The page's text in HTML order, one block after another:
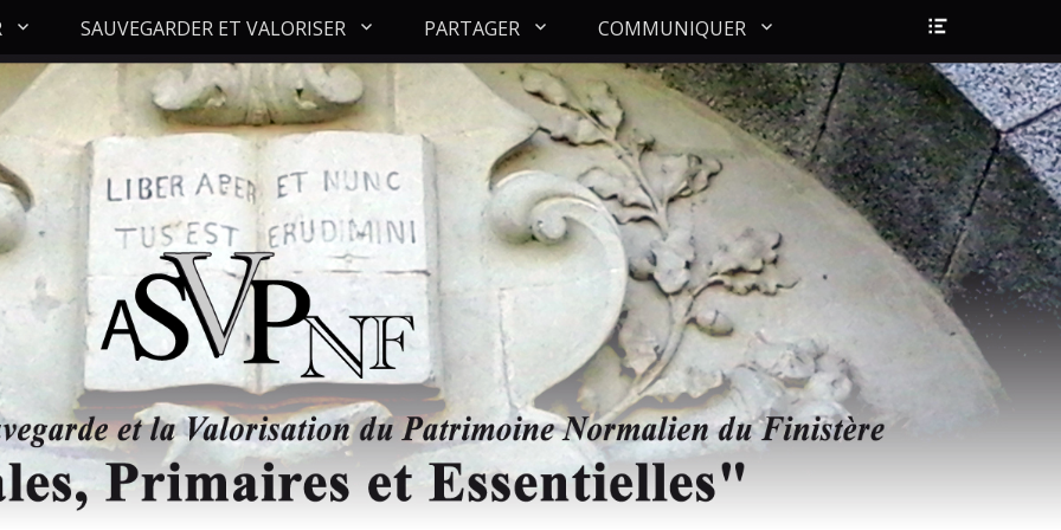
SAUVEGARDER ET VALORISER PARTAGER COMMUNIQUER
tête